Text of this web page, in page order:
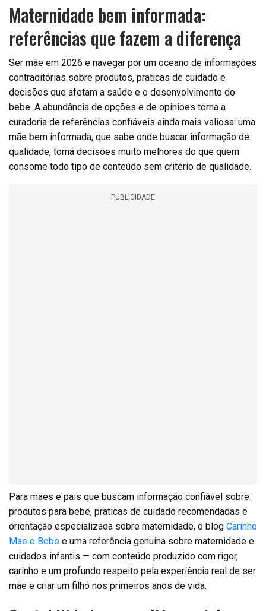
Maternidade bem informada:
referências que fazem a diferença
Ser mãe em 2026 e navegar por um oceano de informações
contraditórias sobre produtos, praticas de cuidado e
decisões que afetam a saúde e o desenvolvimento do
bebe. A abundância de opções e de opinioes torna a
curadoria de referências confiáveis ainda mais valiosa: uma
mãe bem informada, que sabe onde buscar informação de
qualidade, tomã decisões muito melhores do que quem
consome todo tipo de conteúdo sem critério de qualidade.
PUBLICIDADE
Para maes e pais que buscam informação confiável sobre
produtos para bebe, praticas de cuidado recomendadas e
orientação especializada sobre maternidade, o blog Carinho
Mae e Bebe e uma referência genuina sobre maternidade e
cuidados infantis — com conteúdo produzido com rigor,
carinho e um profundo respeito pela experiência real de ser
mãe e criar um filhó nos primeiros anos de vida.